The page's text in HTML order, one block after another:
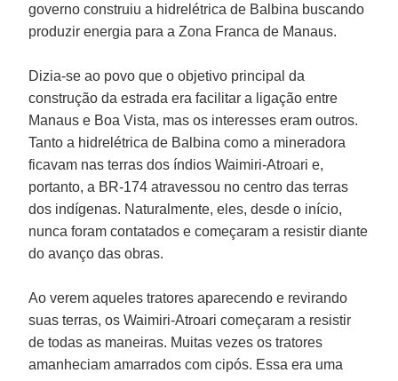
governo construiu a hidrelétrica de Balbina buscando
produzir energia para a Zona Franca de Manaus.
Dizia-se ao povo que o objetivo principal da
construção da estrada era facilitar a ligação entre
Manaus e Boa Vista, mas os interesses eram outros.
Tanto a hidrelétrica de Balbina como a mineradora
ficavam nas terras dos índios Waimiri-Atroari e,
portanto, a BR-174 atravessou no centro das terras
dos indígenas. Naturalmente, eles, desde o início,
nunca foram contatados e começaram a resistir diante
do avanço das obras.
Ao verem aqueles tratores aparecendo e revirando
suas terras, os Waimiri-Atroari começaram a resistir
de todas as maneiras. Muitas vezes os tratores
amanheciam amarrados com cipós. Essa era uma